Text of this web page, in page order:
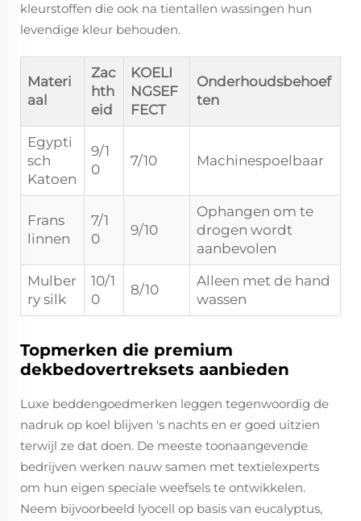
kleurstoffen die ook na tientallen wassingen hun
levendige kleur behouden.
Materi
aal
Zac
hth
eid
KOELI
NGSEF
FECT
Onderhoudsbehoef
ten
Egypti
sch
Katoen
9/1
0
7/10 Machinespoelbaar
Frans
linnen
7/1
0
9/10
Ophangen om te
drogen wordt
aanbevolen
Mulber
ry silk
10/1
0
8/10
Alleen met de hand
wassen
Topmerken die premium
dekbedovertreksets aanbieden
Luxe beddengoedmerken leggen tegenwoordig de
nadruk op koel blijven 's nachts en er goed uitzien
terwijl ze dat doen. De meeste toonaangevende
bedrijven werken nauw samen met textielexperts
om hun eigen speciale weefsels te ontwikkelen.
Neem bijvoorbeeld lyocell op basis van eucalyptus,